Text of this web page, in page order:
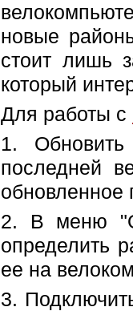
новые
стоит лишь
который
Для работы с
1.
последней
обновленное
2. В меню
определить
ее на
3.